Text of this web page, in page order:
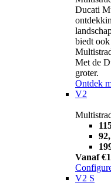
Ducati
biedt
Met de
groter.
Ontdek
V2
Vanaf
V2 S